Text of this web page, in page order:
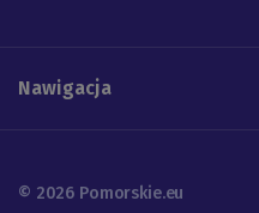
Nawigacja
© 2026 Pomorskie.eu